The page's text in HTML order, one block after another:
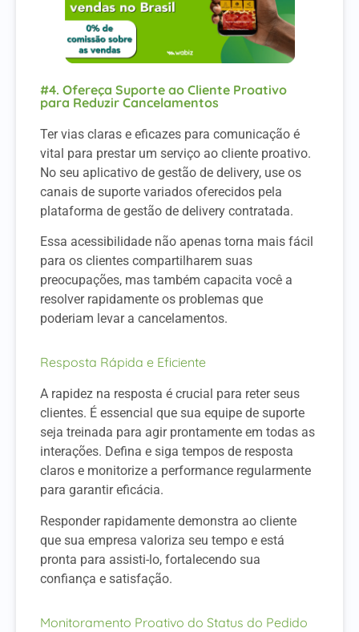
#4. Ofereça Suporte ao Cliente Proativo
para Reduzir Cancelamentos
Ter vias claras e eficazes para comunicação é
vital para prestar um serviço ao cliente proativo.
No seu aplicativo de gestão de delivery, use os
canais de suporte variados oferecidos pela
plataforma de gestão de delivery contratada.
Essa acessibilidade não apenas torna mais fácil
para os clientes compartilharem suas
preocupações, mas também capacita você a
resolver rapidamente os problemas que
poderiam levar a cancelamentos.
Resposta Rápida e Eficiente
A rapidez na resposta é crucial para reter seus
clientes. É essencial que sua equipe de suporte
seja treinada para agir prontamente em todas as
interações. Defina e siga tempos de resposta
claros e monitorize a performance regularmente
para garantir eficácia.
Responder rapidamente demonstra ao cliente
que sua empresa valoriza seu tempo e está
pronta para assisti-lo, fortalecendo sua
confiança e satisfação.
Monitoramento Proativo do Status do Pedido